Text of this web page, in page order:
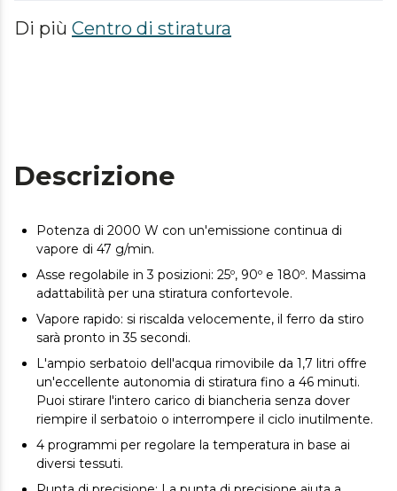
Di più Centro di stiratura
Descrizione
Potenza di 2000 W con un'emissione continua di
vapore di 47 g/min.
Asse regolabile in 3 posizioni: 25º, 90º e 180º. Massima
adattabilità per una stiratura confortevole.
Vapore rapido: si riscalda velocemente, il ferro da stiro
sarà pronto in 35 secondi.
L'ampio serbatoio dell'acqua rimovibile da 1,7 litri offre
un'eccellente autonomia di stiratura fino a 46 minuti.
Puoi stirare l'intero carico di biancheria senza dover
riempire il serbatoio o interrompere il ciclo inutilmente.
4 programmi per regolare la temperatura in base ai
diversi tessuti.